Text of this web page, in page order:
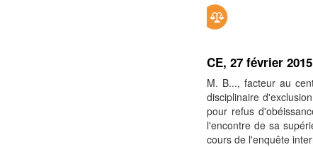
CE, 27 février
M. B..., facteur au
disciplinaire
pour refus
l'encontre de sa
cours de l'enquête